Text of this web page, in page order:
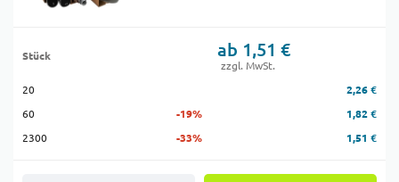
Stück ab 1,51 €
zzgl. MwSt.
20
2,26 €
60
-19%
1,82 €
2300
-33% 1,51 €